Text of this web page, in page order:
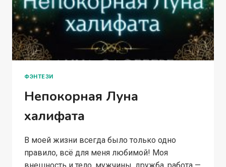
ФЭНТЕЗИ
Непокорная Луна
халифата
В моей жизни всегда было только одно
правило, всё для меня любимой! Моя